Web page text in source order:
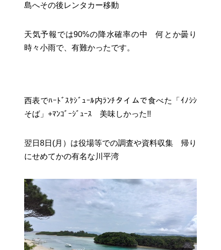
島へその後レンタカー移動
天気予報では90%の降水確率の中 何とか曇り
時々小雨で、有難かったです。
西表でﾊｰﾄﾞｽｹｼﾞｭｰﾙ内ﾗﾝﾁタイムで食べた「ｲﾉｼｼ
そば」+ﾏﾝｺﾞｰｼﾞｭｰｽ 美味しかった!!
翌日8日(月）は役場等での調査や資料収集 帰り
にせめてかの有名な川平湾